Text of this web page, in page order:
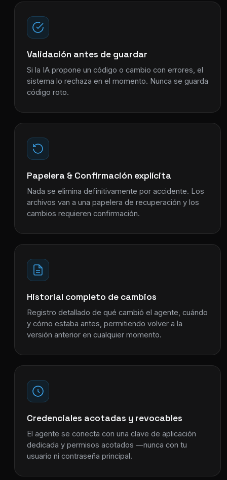
Validación antes de guardar
Si la IA propone un código o cambio con errores, el
sistema lo rechaza en el momento. Nunca se guarda
código roto.
Papelera & Confirmación explícita
Nada se elimina definitivamente por accidente. Los
archivos van a una papelera de recuperación y los
cambios requieren confirmación.
Historial completo de cambios
Registro detallado de qué cambió el agente, cuándo
y cómo estaba antes, permitiendo volver a la
versión anterior en cualquier momento.
Credenciales acotadas y revocables
El agente se conecta con una clave de aplicación
dedicada y permisos acotados —nunca con tu
usuario ni contraseña principal.